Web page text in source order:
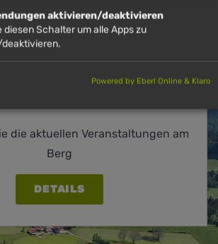
die aktuellen Veranstaltungen am
Berg
DETAILS
aktivieren/deaktivieren
diesen Schalter um alle Apps zu
Powered by Eberl Online & Klaro